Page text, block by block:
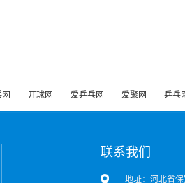
开球网 爱乒乓网 爱聚网 乒乓
联系我们
地址：河北省